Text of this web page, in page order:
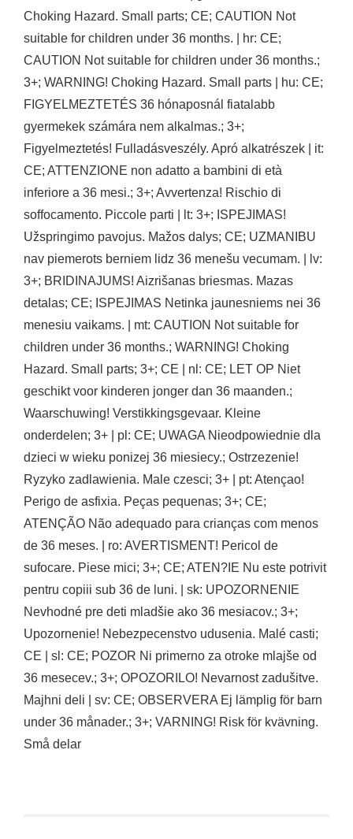
Choking Hazard. Small parts; CE; CAUTION Not
suitable for children under 36 months. | hr: CE;
CAUTION Not suitable for children under 36 months.;
3+; WARNING! Choking Hazard. Small parts | hu: CE;
FIGYELMEZTETÉS 36 hónaposnál fiatalabb
gyermekek számára nem alkalmas.; 3+;
Figyelmeztetés! Fulladásveszély. Apró alkatrészek | it:
CE; ATTENZIONE non adatto a bambini di età
inferiore a 36 mesi.; 3+; Avvertenza! Rischio di
soffocamento. Piccole parti | lt: 3+; ISPEJIMAS!
Užspringimo pavojus. Mažos dalys; CE; UZMANIBU
nav piemerots berniem lidz 36 menešu vecumam. | lv:
3+; BRIDINAJUMS! Aizrišanas briesmas. Mazas
detalas; CE; ISPEJIMAS Netinka jaunesniems nei 36
menesiu vaikams. | mt: CAUTION Not suitable for
children under 36 months.; WARNING! Choking
Hazard. Small parts; 3+; CE | nl: CE; LET OP Niet
geschikt voor kinderen jonger dan 36 maanden.;
Waarschuwing! Verstikkingsgevaar. Kleine
onderdelen; 3+ | pl: CE; UWAGA Nieodpowiednie dla
dzieci w wieku ponizej 36 miesiecy.; Ostrzezenie!
Ryzyko zadlawienia. Male czesci; 3+ | pt: Atençao!
Perigo de asfixia. Peças pequenas; 3+; CE;
ATENÇÃO Não adequado para crianças com menos
de 36 meses. | ro: AVERTISMENT! Pericol de
sufocare. Piese mici; 3+; CE; ATEN?IE Nu este potrivit
pentru copiii sub 36 de luni. | sk: UPOZORNENIE
Nevhodné pre deti mladšie ako 36 mesiacov.; 3+;
Upozornenie! Nebezpecenstvo udusenia. Malé casti;
CE | sl: CE; POZOR Ni primerno za otroke mlajše od
36 mesecev.; 3+; OPOZORILO! Nevarnost zadušitve.
Majhni deli | sv: CE; OBSERVERA Ej lämplig för barn
under 36 månader.; 3+; VARNING! Risk för kvävning.
Små delar